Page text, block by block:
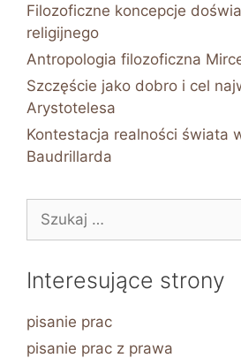
Filozoficzne koncepcje
religijnego
Antropologia filozoficzna
Szczęście jako dobro i cel
Arystotelesa
Kontestacja realności świata
Baudrillarda
Interesujące strony
pisanie prac
pisanie prac z prawa